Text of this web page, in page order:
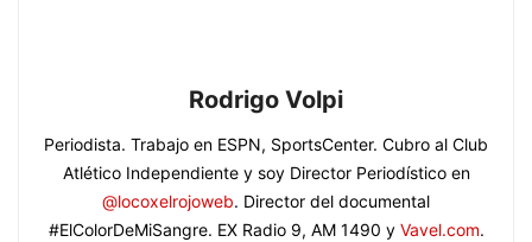
Rodrigo Volpi
Periodista. Trabajo en ESPN, SportsCenter. Cubro al Club
Atlético Independiente y soy Director Periodístico en
@locoxelrojoweb. Director del documental
#ElColorDeMiSangre. EX Radio 9, AM 1490 y Vavel.com.